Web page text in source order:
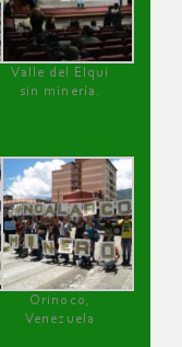
Valle del Elqui
sin minería.
Orinoco,
Venezuela